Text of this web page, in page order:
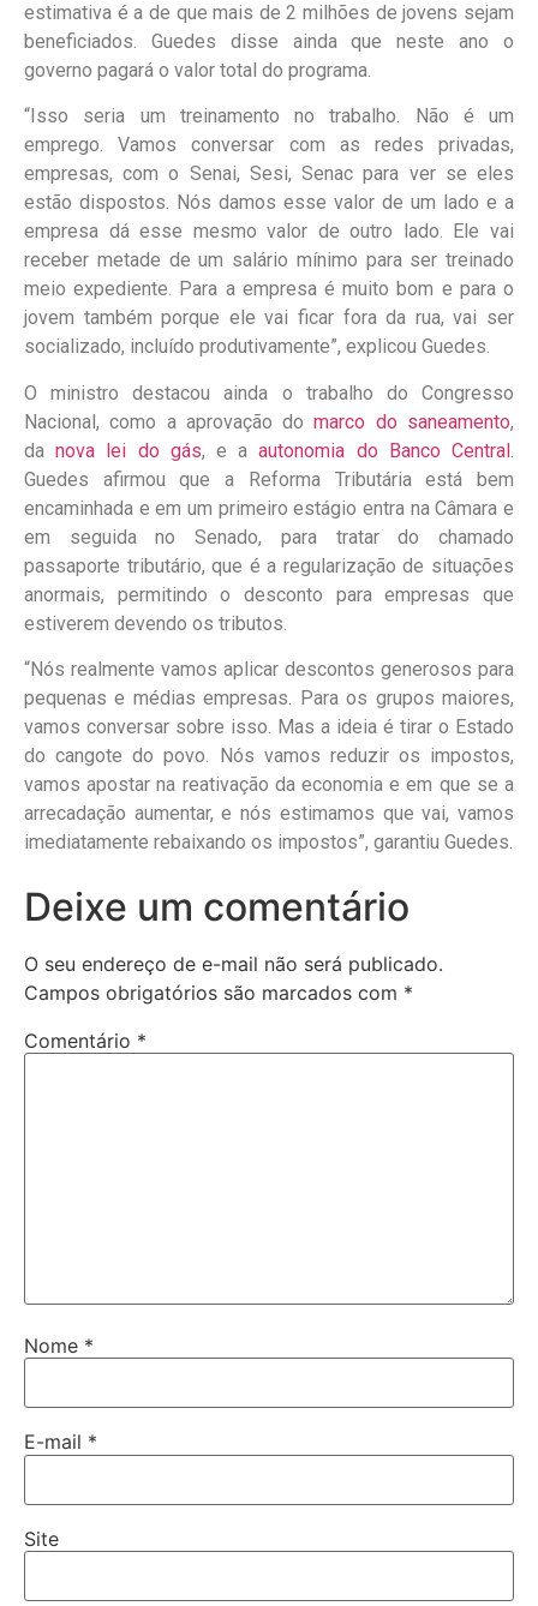
estimativa é a de que mais de 2 milhões de jovens sejam
beneficiados. Guedes disse ainda que neste ano o
governo pagará o valor total do programa.
“Isso seria um treinamento no trabalho. Não é um
emprego. Vamos conversar com as redes privadas,
empresas, com o Senai, Sesi, Senac para ver se eles
estão dispostos. Nós damos esse valor de um lado e a
empresa dá esse mesmo valor de outro lado. Ele vai
receber metade de um salário mínimo para ser treinado
meio expediente. Para a empresa é muito bom e para o
jovem também porque ele vai ficar fora da rua, vai ser
socializado, incluído produtivamente”, explicou Guedes.
O ministro destacou ainda o trabalho do Congresso
Nacional, como a aprovação domarco do saneamento,
danova lei do gás, e aautonomia do Banco Central
Guedes afirmou que a Reforma Tributária está bem
encaminhada e em um primeiro estágio entra na Câmara e
em seguida no Senado, para tratar do chamado
passaporte tributário, que é a regularização de situações
anormais, permitindo o desconto para empresas que
estiverem devendo os tributos.
“Nós realmente vamos aplicar descontos generosos para
pequenas e médias empresas. Para os grupos maiores,
vamos conversar sobre isso. Mas a ideia é tirar o Estado
do cangote do povo. Nós vamos reduzir os impostos,
vamos apostar na reativação da economia e em que se a
arrecadação aumentar, e nós estimamos que vai, vamos
imediatamente rebaixando os impostos”, garantiu Guedes.
Deixe um comentário
O seu endereço de e-mail não será publicado.
Campos obrigatórios são marcados com *
Comentário *
Nome *
E-mail *
Site